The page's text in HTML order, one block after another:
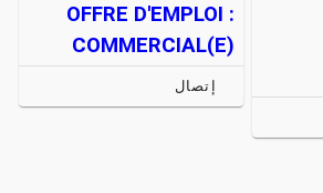
OFFRE D'EMPLOI :
COMMERCIAL(E)
إتصال